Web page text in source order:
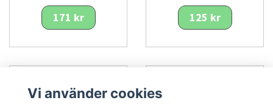
171 kr 125 kr
Vi använder cookies